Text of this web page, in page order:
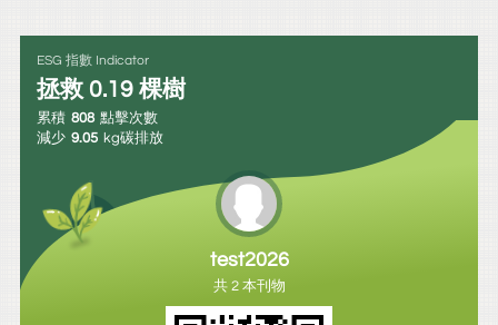
ESG 指數 Indicator
拯救 0.19 棵樹
累積 808 點擊次數
減少 9.05 kg碳排放
test2026
共 2 本刊物